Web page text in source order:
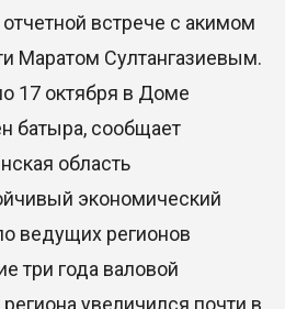
парка полного цикла
время для
дома пространство, где
дышать
бизнеса и
встрече с акимом
Маратом Султангазиевым.
17 октября в Доме
батыра, сообщает
область
экономический
ведущих регионов
три года валовой
увеличился почти в